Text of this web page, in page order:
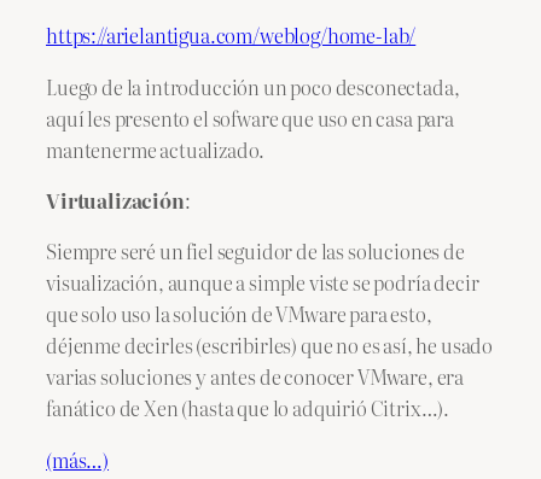
https://arielantigua.com/weblog/home-lab/
Luego de la introducción un poco desconectada,
aquí les presento el sofware que uso en casa para
mantenerme actualizado.
Virtualización:
Siempre seré un fiel seguidor de las soluciones de
visualización, aunque a simple viste se podría decir
que solo uso la solución de VMware para esto,
déjenme decirles (escribirles) que no es así, he usado
varias soluciones y antes de conocer VMware, era
fanático de Xen (hasta que lo adquirió Citrix…).
(más…)